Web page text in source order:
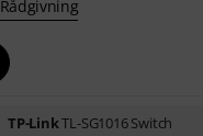
Rådgivning
TP-LinkTL-SG1016 Switch